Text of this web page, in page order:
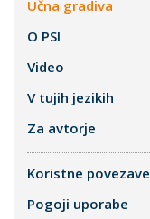
Učna gradiva
O PSI
Video
V tujih jezikih
Za avtorje
Koristne povezave
Pogoji uporabe